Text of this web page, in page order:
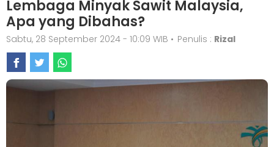
Lembaga Minyak Sawit Malaysia,
Apa yang Dibahas?
Sabtu, 28 September 2024 - 10:09 WIB • Penulis : Rizal